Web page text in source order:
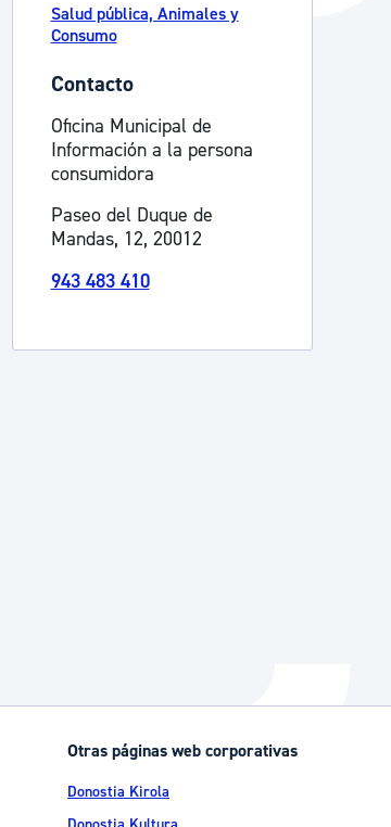
Salud pública, Animales y
Consumo
Contacto
Oficina Municipal de
Información a la persona
consumidora
Paseo del Duque de
Mandas, 12, 20012
943 483 410
Otras páginas web corporativas
Donostia Kirola